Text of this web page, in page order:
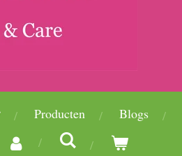
Producten Blogs